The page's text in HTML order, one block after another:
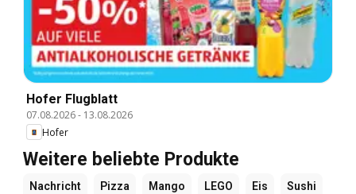
Hofer Flugblatt
07.08.2026- 13.08.2026
Hofer
Weitere beliebte Produkte
Nachricht Pizza Mango LEGO Eis Sushi